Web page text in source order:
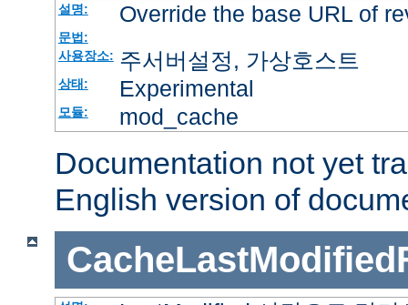
설명: Override the base URL of
문법:
사용장소: 주서버설정, 가상호스트
상태: Experimental
모듈: mod_cache
Documentation not yet
English version of